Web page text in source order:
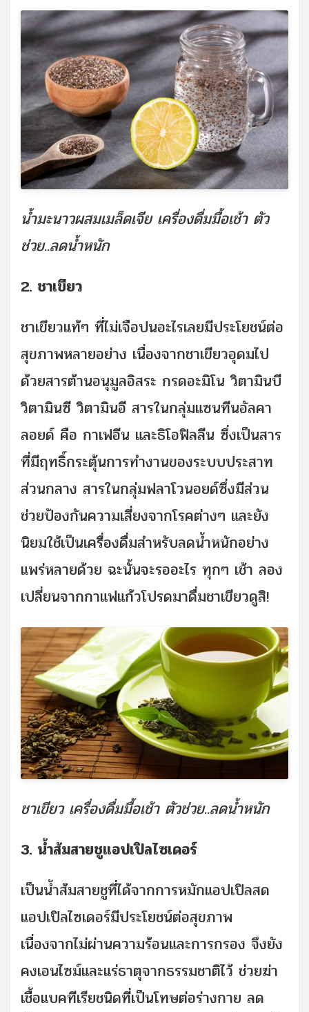
น้ำมะนาวผสมเมล็ดเจีย เครื่องดื่มมื้อเช้า ตัว
ช่วย..ลดน้ำหนัก
2. ชาเขียว
ชาเขียวแท้ๆ ที่ไม่เจือปนอะไรเลยมีประโยชน์ต่อ
สุขภาพหลายอย่าง เนื่องจากชาเขียวอุดมไป
ด้วยสารต้านอนุมูลอิสระ กรดอะมิโน วิตามินบี
วิตามินซี วิตามินอี สารในกลุ่มแซนทีนอัลคา
ลอยด์ คือ กาเฟอีน และธิโอฟิลลีน ซึ่งเป็นสาร
ที่มีฤทธิ์กระตุ้นการทำงานของระบบประสาท
ส่วนกลาง สารในกลุ่มฟลาโวนอยด์ซึ่งมีส่วน
ช่วยป้องกันความเสี่ยงจากโรคต่างๆ และยัง
นิยมใช้เป็นเครื่องดื่มสำหรับลดน้ำหนักอย่าง
แพร่หลายด้วย ฉะนั้นจะรออะไร ทุกๆ เช้า ลอง
เปลี่ยนจากกาแฟแก้วโปรดมาดื่มชาเขียวดูสิ!
ชาเขียว เครื่องดื่มมื้อเช้า ตัวช่วย..ลดน้ำหนัก
3. น้ำส้มสายชูแอปเปิลไซเดอร์
เป็นน้ำส้มสายชูที่ได้จากการหมักแอปเปิลสด
แอปเปิลไซเดอร์มีประโยชน์ต่อสุขภาพ
เนื่องจากไม่ผ่านความร้อนและการกรอง จึงยัง
คงเอนไซม์และแร่ธาตุจากธรรมชาติไว้ ช่วยฆ่า
เชื้อแบคทีเรียชนิดที่เป็นโทษต่อร่างกาย ลด